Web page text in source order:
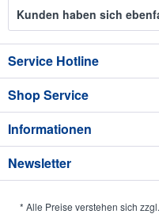
Kunden haben sich
Service Hotline
Shop Service
Informationen
Newsletter
* Alle Preise verstehen sich